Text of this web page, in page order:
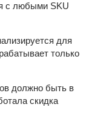
с любыми SKU
для
только
должно быть в
скидка